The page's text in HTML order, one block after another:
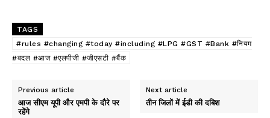
TAGS
#rules #changing #today #including #LPG #GST #Bank #नियम
#बदल #आज #एलपीजी #जीएसटी #बैंक
Previous article
आज सीएम यूपी और एमपी के दौरे पर
रहेंगे
Next article
तीन जिलों में ईडी की दबिश